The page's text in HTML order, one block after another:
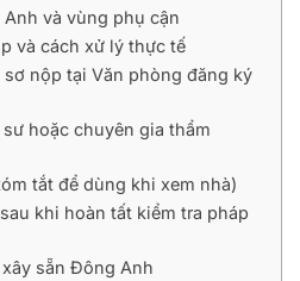
và vùng phụ cận
và cách xử lý thực tế
nộp tại Văn phòng đăng ký
hoặc chuyên gia thẩm
tắt để dùng khi xem nhà)
khi hoàn tất kiểm tra pháp
sẵn Đông Anh